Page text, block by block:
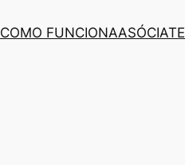
COMO FUNCIONAASÓCIATE